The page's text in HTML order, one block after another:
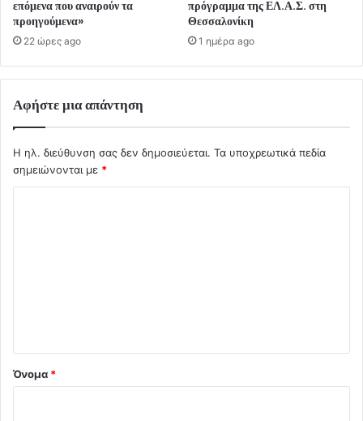
επόμενα που αναιρούν τα
προηγούμενα»
22 ώρες ago
πρόγραμμα της ΕΛ.Α.Σ. στη
Θεσσαλονίκη
1 ημέρα ago
Αφήστε μια απάντηση
Η ηλ. διεύθυνση σας δεν δημοσιεύεται. Τα υποχρεωτικά πεδία
σημειώνονται με *
Όνομα *